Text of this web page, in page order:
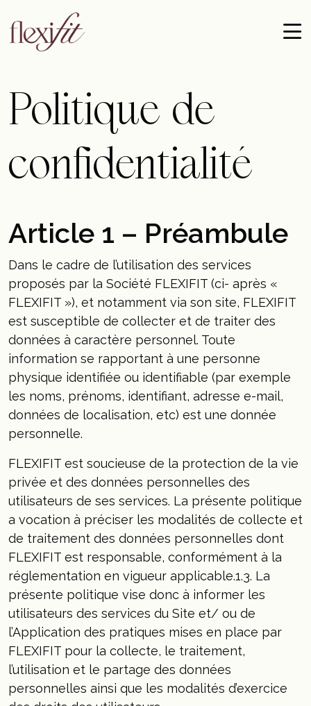
Politique de
confidentialité
Article 1 – Préambule
Dans le cadre de l’utilisation des services
proposés par la Société FLEXIFIT (ci- après «
FLEXIFIT »), et notamment via son site, FLEXIFIT
est susceptible de collecter et de traiter des
données à caractère personnel. Toute
information se rapportant à une personne
physique identifiée ou identifiable (par exemple
les noms, prénoms, identifiant, adresse e-mail,
données de localisation, etc) est une donnée
personnelle.
FLEXIFIT est soucieuse de la protection de la vie
privée et des données personnelles des
utilisateurs de ses services. La présente politique
a vocation à préciser les modalités de collecte et
de traitement des données personnelles dont
FLEXIFIT est responsable, conformément à la
réglementation en vigueur applicable.1.3. La
présente politique vise donc à informer les
utilisateurs des services du Site et/ ou de
l’Application des pratiques mises en place par
FLEXIFIT pour la collecte, le traitement,
l’utilisation et le partage des données
personnelles ainsi que les modalités d’exercice